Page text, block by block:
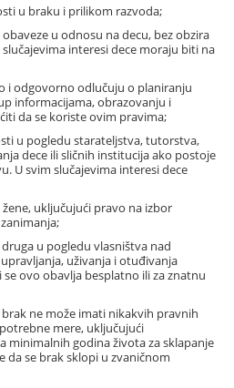
u braku i prilikom razvoda;
u odnosu na decu, bez obzira
interesi dece moraju biti na
i odgovorno odlučuju o planiranju
informacijama, obrazovanju i
da se koriste ovim pravima;
u pogledu starateljstva, tutorstva,
dece ili sličnih institucija ako postoje
U svim slučajevima interesi dece
uključujući pravo na izbor
u pogledu vlasništva nad
uživanja i otuđivanja
ovo obavlja besplatno ili za znatnu
ne može imati nikakvih pravnih
mere, uključujući
minimalnih godina života za sklapanje
da se brak sklopi u zvaničnom